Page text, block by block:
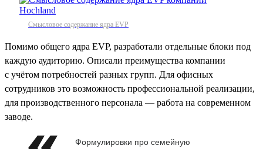
Смысловое содержание ядра EVP
Помимо общего ядра EVP, разработали отдельные блоки под
каждую аудиторию. Описали преимущества компании
с учётом потребностей разных групп. Для офисных
сотрудников это возможность профессиональной реализации,
для производственного персонала — работа на современном
заводе.
Формулировки про семейную